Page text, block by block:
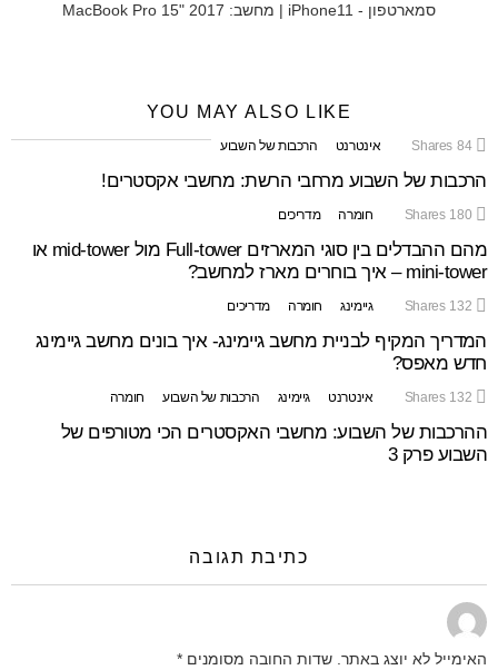
סמארטפון - iPhone11 | מחשב: MacBook Pro 15" 2017
YOU MAY ALSO LIKE
84
Shares אינטרנט הרכבות של השבוע
הרכבות של השבוע מרחבי הרשת: מחשבי אקסטרים!
180
Shares חומרה מדריכים
מהם ההבדלים בין סוגי המארזים Full-tower מול mid-tower או
mini-tower – איך בוחרים מארז למחשב?
132
Shares גיימינג חומרה מדריכים
המדריך המקיף לבניית מחשב גיימינג- איך בונים מחשב גיימינג
חדש מאפס?
132
Shares אינטרנט גיימינג הרכבות של השבוע חומרה
ההרכבות של השבוע: מחשבי האקסטרים הכי מטורפים של
השבוע פרק 3
כתיבת תגובה
האימייל לא יוצג באתר. שדות החובה מסומנים *